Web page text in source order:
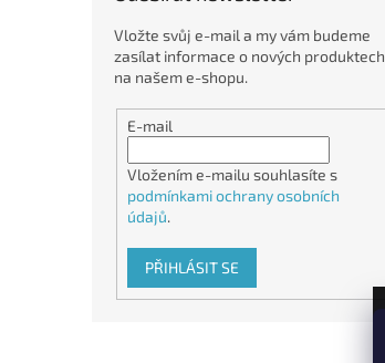
Vložte svůj e-mail a my vám budeme
zasílat informace o nových produktech
na našem e-shopu.
E-mail
Vložením e-mailu souhlasíte s
podmínkami ochrany osobních
údajů.
PŘIHLÁSIT SE